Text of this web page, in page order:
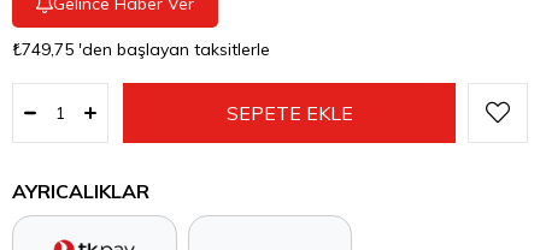
₺749,75 'den başlayan taksitlerle
AYRICALIKLAR